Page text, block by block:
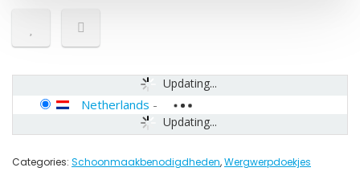
Updating...
Updating...
Netherlands -
Categories: Schoonmaakbenodigdheden,Wergwerpdoekjes